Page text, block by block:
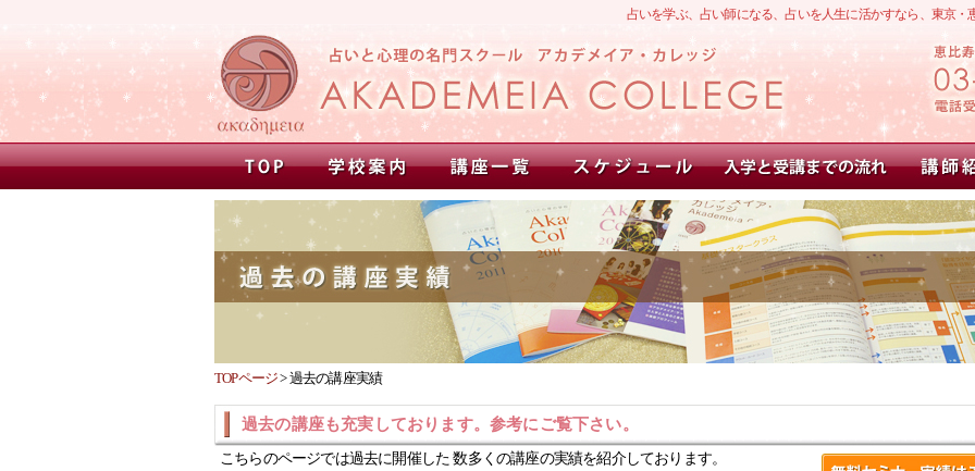
占いを学ぶ、占い師になる、占いを人生に活かすなら、東京
TOPページ>過去の講座実績
過去の講座も充実しております。参考にご覧下さい。
こちらのページでは過去に開催した 数多くの講座の実績を紹介しております。